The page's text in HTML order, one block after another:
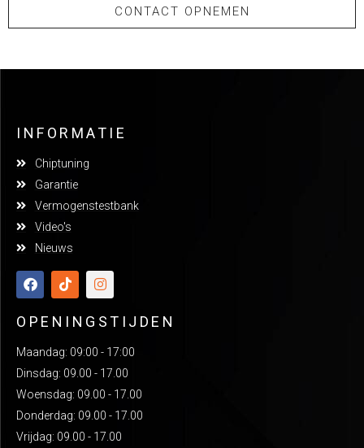
CONTACT OPNEMEN
INFORMATIE
Chiptuning
Garantie
Vermogenstestbank
Video's
Nieuws
OPENINGSTIJDEN
Maandag: 09:00 - 17:00
Dinsdag: 09.00 - 17.00
Woensdag: 09.00 - 17.00
Donderdag: 09.00 - 17.00
Vrijdag: 09.00 - 17.00